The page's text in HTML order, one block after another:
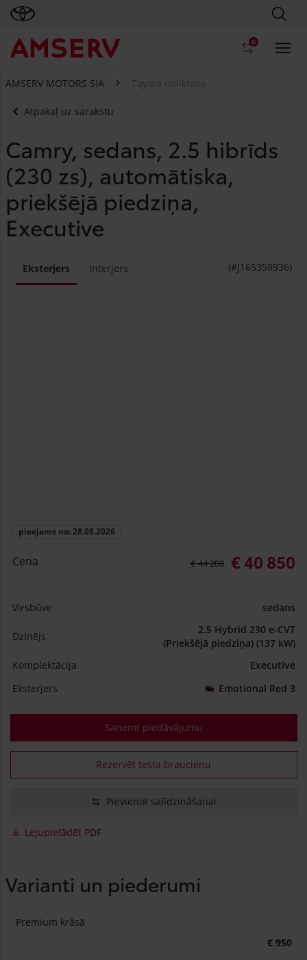
0
AMSERV MOTORS SIA Toyota noliktava
Atpakaļ uz sarakstu
Camry, sedans, 2.5 hibrīds
(230 zs), automātiska,
priekšējā piedziņa,
Executive
(#J165358936)
Eksterjers Interjers
pieejams no: 28.08.2026
Cena € 44 200 € 40 850
Virsbūve sedans
Dzinējs
2.5 Hybrid 230 e-CVT
(Priekšējā piedziņa) (137 kW)
Komplektācija
Executive
Eksterjers
Emotional Red 3
Saņemt piedāvājumu
Rezervēt testa braucienu
Pievienot salīdzināšanai
Lejupielādēt PDF
Varianti un piederumi
Premium krāsā
€ 950